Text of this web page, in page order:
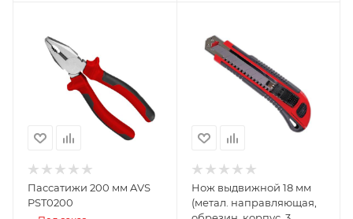
Пассатижи 200 мм AVS
PST0200
Нож выдвижной 18 мм
(метал. направляющая,